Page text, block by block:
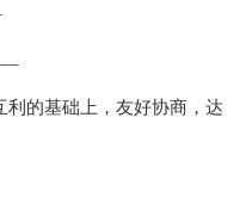
的基础上，友好协商，达